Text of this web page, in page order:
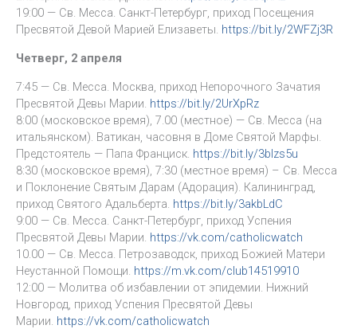
19:00 — Св. Месса. Санкт-Петербург, приход Посещения
Пресвятой Девой Марией Елизаветы. https://bit.ly/2WFZj3R
Четверг, 2 апреля
7:45 — Св. Месса. Москва, приход Непорочного Зачатия
Пресвятой Девы Марии. https://bit.ly/2UrXpRz
8:00 (московское время), 7.00 (местное) — Св. Месса (на
итальянском). Ватикан, часовня в Доме Святой Марфы.
Предстоятель — Папа Франциск. https://bit.ly/3blzs5u
8:30 (московское время), 7:30 (местное время) – Св. Месса
и Поклонение Святым Дарам (Адорация). Калининград,
приход Святого Адальберта. https://bit.ly/3akbLdC
9:00 — Св. Месса. Санкт-Петербург, приход Успения
Пресвятой Девы Марии. https://vk.com/catholicwatch
10.00 — Св. Месса. Петрозаводск, приход Божией Матери
Неустанной Помощи. https://m.vk.com/club14519910
12:00 — Молитва об избавлении от эпидемии. Нижний
Новгород, приход Успения Пресвятой Девы
Марии. https://vk.com/catholicwatch